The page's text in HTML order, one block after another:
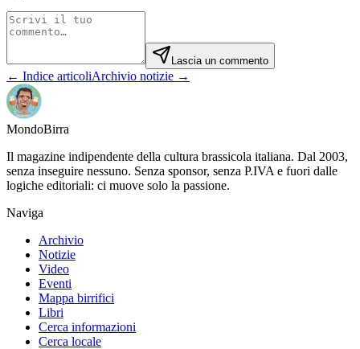
Lascia un commento
← Indice articoliArchivio notizie →
MondoBirra
Il magazine indipendente della cultura brassicola italiana. Dal 2003,
senza inseguire nessuno. Senza sponsor, senza P.IVA e fuori dalle
logiche editoriali: ci muove solo la passione.
Naviga
Archivio
Notizie
Video
Eventi
Mappa birrifici
Libri
Cerca informazioni
Cerca locale